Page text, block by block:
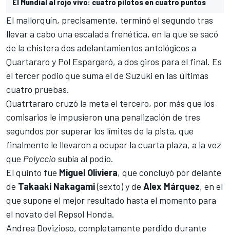
El mallorquín, precisamente, terminó el segundo tras
llevar a cabo una escalada frenética, en la que se sacó
de la chistera dos adelantamientos antológicos a
Quartararo y Pol Espargaró, a dos giros para el final. Es
el tercer podio que suma el de Suzuki en las últimas
cuatro pruebas.
Quatrtararo cruzó la meta el tercero, por más que los
comisarios le impusieron una penalización de tres
segundos por superar los límites de la pista, que
finalmente le llevaron a ocupar la cuarta plaza, a la vez
que Polyccio subía al podio.
El quinto fue Miguel Oliviera, que concluyó por delante
de Takaaki Nakagami(sexto) y de Alex Márquez, en el
que supone el mejor resultado hasta el momento para
el novato del Repsol Honda.
Andrea Dovizioso, completamente perdido durante